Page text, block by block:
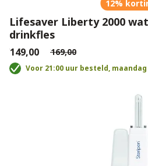
12%
Lifesaver Liberty 2000
drinkfles
€149,00 €169,00
Voor 21:00 uur besteld,